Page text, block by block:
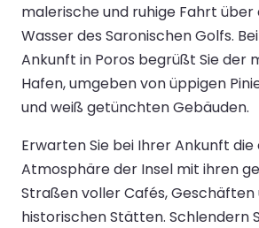
malerische und ruhige Fahrt über
Wasser des Saronischen Golfs.
Ankunft in Poros begrüßt Sie der
Hafen, umgeben von üppigen
und weiß getünchten Gebäuden.
Erwarten Sie bei Ihrer Ankunft
Atmosphäre der Insel mit ihren
Straßen voller Cafés, Geschäften
historischen Stätten. Schlendern